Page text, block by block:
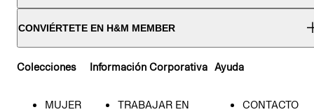
CONVIÉRTETE EN H&M MEMBER
Colecciones
MUJER
Información Corporativa
TRABAJAR EN
Ayuda
CONTACTO